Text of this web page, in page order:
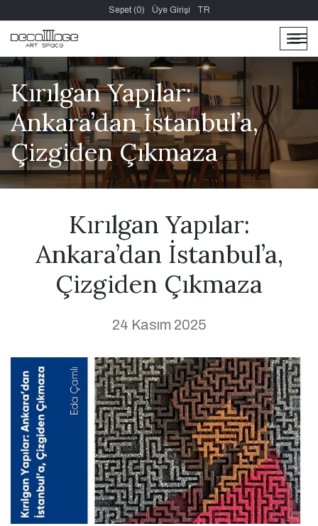
Sepet (0) Üye Girişi TR
Kırılgan Yapılar:
Ankara’dan İstanbul’a,
Çizgiden Çıkmaza
Kırılgan Yapılar:
Ankara’dan İstanbul’a,
Çizgiden Çıkmaza
24 Kasım 2025